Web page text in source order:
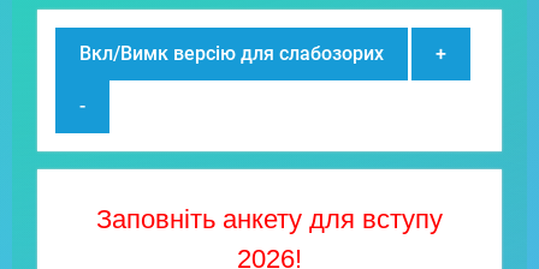
Вкл/Вимк версію для слабозорих +
-
Заповніть анкету для вступу
2026!